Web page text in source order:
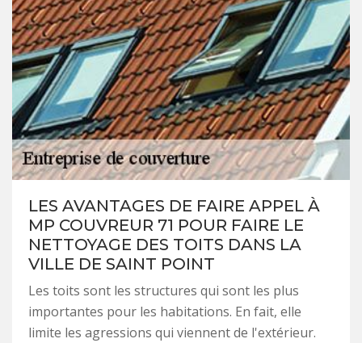
LES AVANTAGES DE FAIRE APPEL À
MP COUVREUR 71 POUR FAIRE LE
NETTOYAGE DES TOITS DANS LA
VILLE DE SAINT POINT
Les toits sont les structures qui sont les plus
importantes pour les habitations. En fait, elle
limite les agressions qui viennent de l'extérieur.